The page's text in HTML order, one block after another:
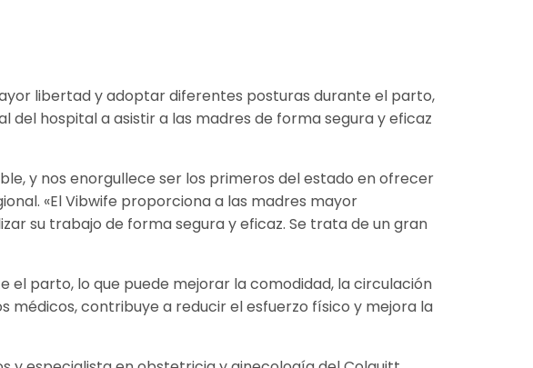
libertad y adoptar diferentes posturas durante el parto,
del hospital a asistir a las madres de forma segura y eficaz
y nos enorgullece ser los primeros del estado en ofrecer
«El Vibwife proporciona a las madres mayor
su trabajo de forma segura y eficaz. Se trata de un gran
parto, lo que puede mejorar la comodidad, la circulación
médicos, contribuye a reducir el esfuerzo físico y mejora la